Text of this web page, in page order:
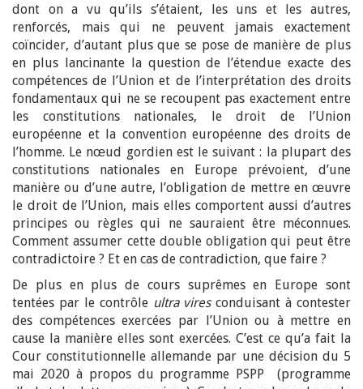
dont on a vu qu’ils s’étaient, les uns et les autres,
renforcés, mais qui ne peuvent jamais exactement
coïncider, d’autant plus que se pose de manière de plus
en plus lancinante la question de l’étendue exacte des
compétences de l’Union et de l’interprétation des droits
fondamentaux qui ne se recoupent pas exactement entre
les constitutions nationales, le droit de l’Union
européenne et la convention européenne des droits de
l’homme. Le nœud gordien est le suivant : la plupart des
constitutions nationales en Europe prévoient, d’une
manière ou d’une autre, l’obligation de mettre en œuvre
le droit de l’Union, mais elles comportent aussi d’autres
principes ou règles qui ne sauraient être méconnues.
Comment assumer cette double obligation qui peut être
contradictoire ? Et en cas de contradiction, que faire ?
De plus en plus de cours suprêmes en Europe sont
tentées par le contrôle ultra viresconduisant à contester
des compétences exercées par l’Union ou à mettre en
cause la manière elles sont exercées. C’est ce qu’a fait la
Cour constitutionnelle allemande par une décision du 5
mai 2020 à propos du programme PSPP (programme